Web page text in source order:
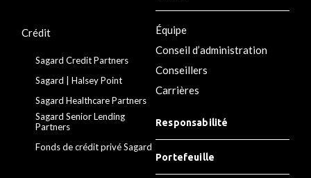
Crédit
Sagard Credit Partners
Sagard | Halsey Point
Sagard Healthcare Partners
Sagard Senior Lending
Partners
Fonds de crédit privé Sagard
Équipe
Conseil d’administration
Conseillers
Carrières
Responsabilité
Portefeuille